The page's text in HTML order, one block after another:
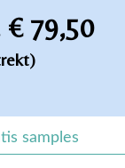
€ 79,50
samples